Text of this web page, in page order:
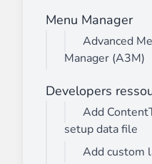
Menu Manager
Advanced
Manager (A3M)
Developers
Add
setup data file
Add custom